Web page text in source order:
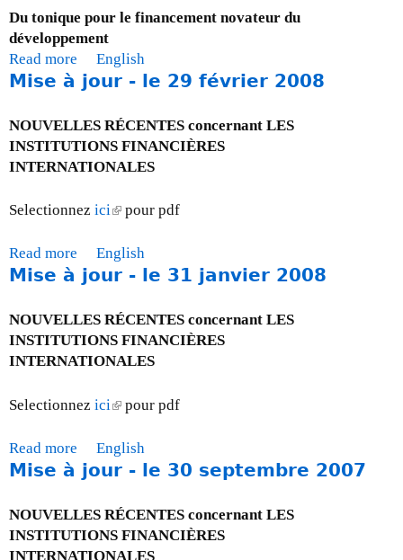
b
e
2
0
8
o
u
-
e
3
1
o
0
0
8
n
s
e
t
e
r
a
)
Du tonique pour le financement novateur du
développement
Read more
b
u
t
M
o
r
-
l
3
a
s
2
0
English
Mise à jour - le 29 février 2008
NOUVELLES RÉCENTES concernant LES
INSTITUTIONS FINANCIÈRES
INTERNATIONALES
Selectionnez ici(
i
n
i
s
e
n
a
)
pour pdf
Read more
b
u
t
M
o
r
-
English
Mise à jour - le 31 janvier 2008
NOUVELLES RÉCENTES concernant LES
INSTITUTIONS FINANCIÈRES
INTERNATIONALES
Selectionnez ici (
i
n
i
s
e
pour pdf
Read more
b
u
t
M
English
Mise à jour - le 30 septembre 2007
NOUVELLES RÉCENTES concernant LES
INSTITUTIONS FINANCIÈRES
INTERNATIONALES